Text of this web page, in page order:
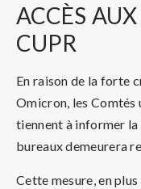
ACCÈS AUX
CUPR
En raison de la forte
Omicron, les Comtés
tiennent à informer la
bureaux demeurera
Cette mesure, en